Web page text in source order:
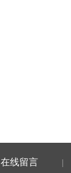
在线留言 |